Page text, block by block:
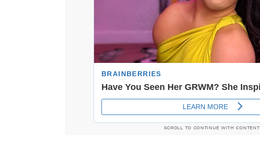
SCROLL TO CONTINUE WITH CONTENT